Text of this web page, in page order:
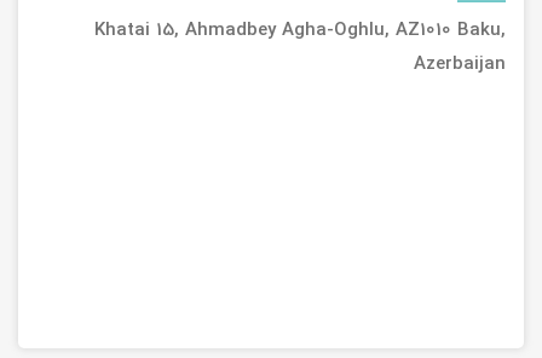
Khatai 15, Ahmadbey Agha-Oghlu, AZ1010 Baku,
Azerbaijan